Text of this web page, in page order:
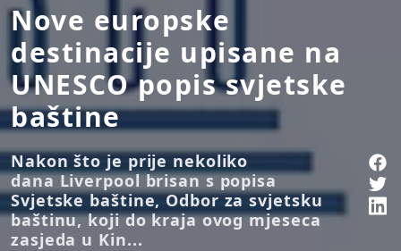
Nove europske
destinacije upisane na
UNESCO popis svjetske
baštine
Nakon što je prije nekoliko
dana Liverpool brisan s popisa
Svjetske baštine, Odbor za svjetsku
baštinu, koji do kraja ovog mjeseca
zasjeda u Kin...